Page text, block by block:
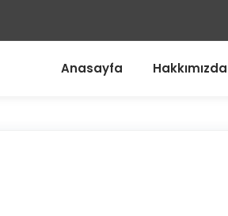
Anasayfa Hakkımızda